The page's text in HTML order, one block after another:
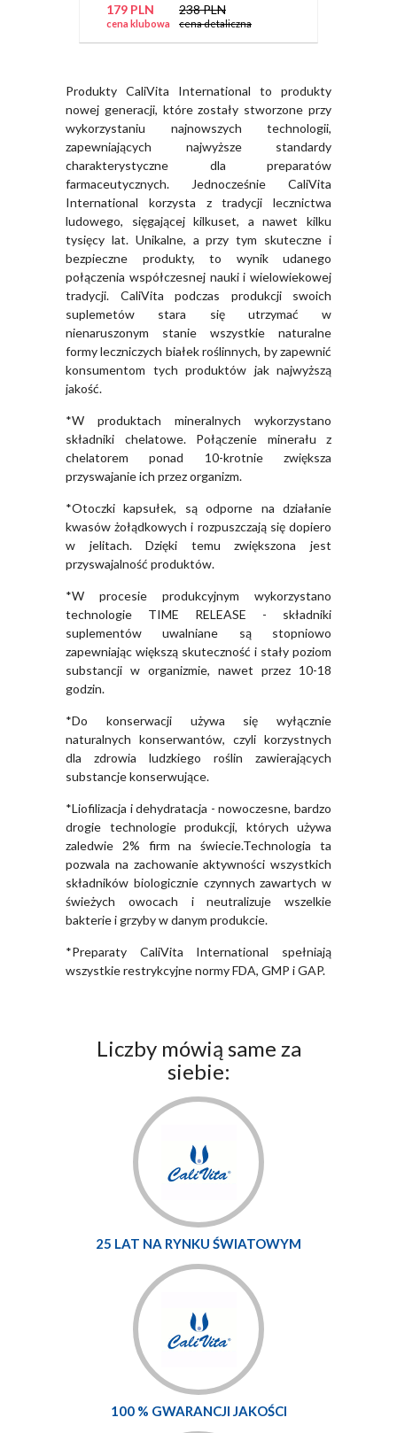
179 PLN
cena klubowa
238 PLN
cena detaliczna
Produkty CaliVita International to produkty
nowej generacji, które zostały stworzone przy
wykorzystaniu najnowszych technologii,
zapewniających najwyższe standardy
charakterystyczne dla preparatów
farmaceutycznych. Jednocześnie CaliVita
International korzysta z tradycji lecznictwa
ludowego, sięgającej kilkuset, a nawet kilku
tysięcy lat. Unikalne, a przy tym skuteczne i
bezpieczne produkty, to wynik udanego
połączenia współczesnej nauki i wielowiekowej
tradycji. CaliVita podczas produkcji swoich
suplemetów stara się utrzymać w
nienaruszonym stanie wszystkie naturalne
formy leczniczych białek roślinnych, by zapewnić
konsumentom tych produktów jak najwyższą
jakość.
*W produktach mineralnych wykorzystano
składniki chelatowe. Połączenie minerału z
chelatorem ponad 10-krotnie zwiększa
przyswajanie ich przez organizm.
*Otoczki kapsułek, są odporne na działanie
kwasów żołądkowych i rozpuszczają się dopiero
w jelitach. Dzięki temu zwiększona jest
przyswajalność produktów.
*W procesie produkcyjnym wykorzystano
technologie TIME RELEASE - składniki
suplementów uwalniane są stopniowo
zapewniając większą skuteczność i stały poziom
substancji w organizmie, nawet przez 10-18
godzin.
*Do konserwacji używa się wyłącznie
naturalnych konserwantów, czyli korzystnych
dla zdrowia ludzkiego roślin zawierających
substancje konserwujące.
*Liofilizacja i dehydratacja - nowoczesne, bardzo
drogie technologie produkcji, których używa
zaledwie 2% firm na świecie.Technologia ta
pozwala na zachowanie aktywności wszystkich
składników biologicznie czynnych zawartych w
świeżych owocach i neutralizuje wszelkie
bakterie i grzyby w danym produkcie.
*Preparaty CaliVita International spełniają
wszystkie restrykcyjne normy FDA, GMP i GAP.
Liczby mówią same za
siebie:
25 LAT NA RYNKU ŚWIATOWYM
100 % GWARANCJI JAKOŚCI